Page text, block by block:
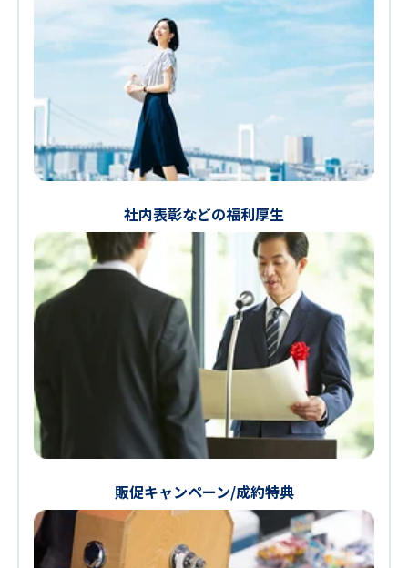
社内表彰などの福利厚生
販促キャンペーン/成約特典